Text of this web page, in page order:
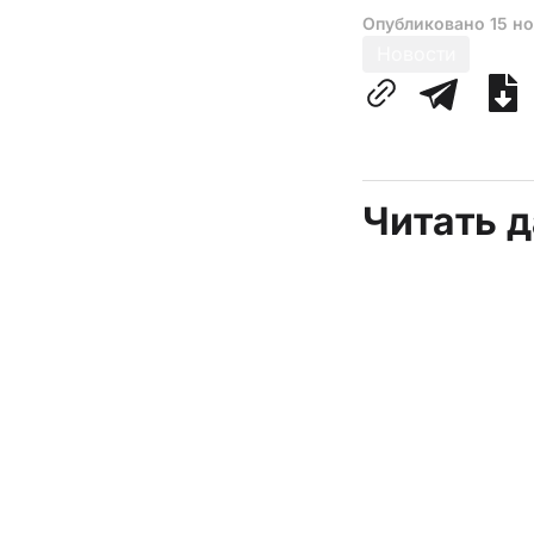
Опубликовано 15
Читать